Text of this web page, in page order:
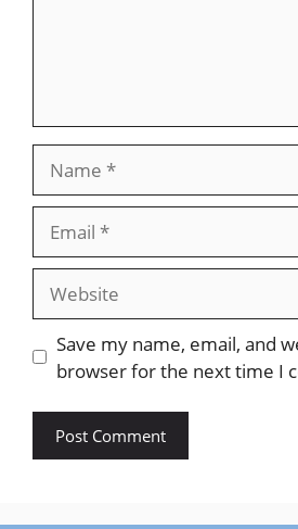
Website
Save my name, email, and
browser for the next time I